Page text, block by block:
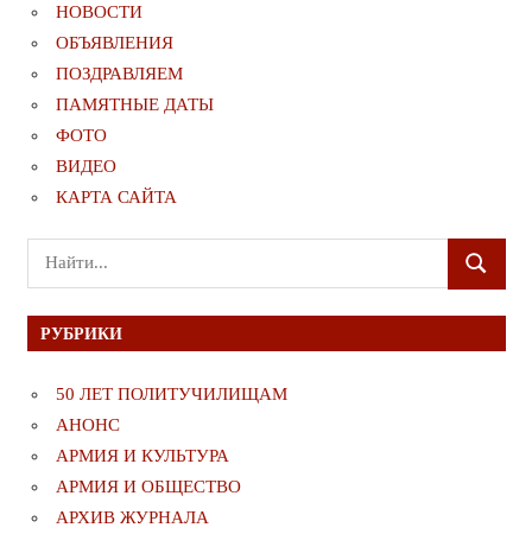
НОВОСТИ
ОБЪЯВЛЕНИЯ
ПОЗДРАВЛЯЕМ
ПАМЯТНЫЕ ДАТЫ
ФОТО
ВИДЕО
КАРТА САЙТА
Поиск
для:
ПОИСК
РУБРИКИ
50 ЛЕТ ПОЛИТУЧИЛИЩАМ
АНОНС
АРМИЯ И КУЛЬТУРА
АРМИЯ И ОБЩЕСТВО
АРХИВ ЖУРНАЛА